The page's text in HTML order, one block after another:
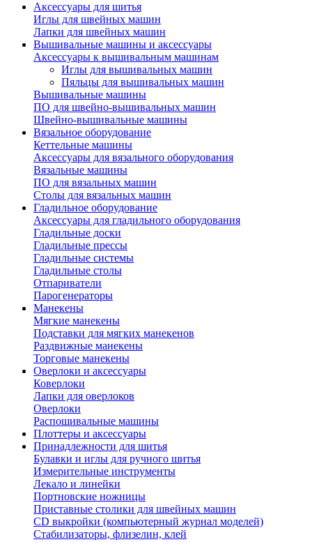
Аксессуары для шитья
Иглы для швейных машин
Лапки для швейных машин
Вышивальные машины и аксессуары
Аксессуары к вышивальным машинам
Иглы для вышивальных машин
Пяльцы для вышивальных машин
Вышивальные машины
ПО для швейно-вышивальных машин
Швейно-вышивальные машины
Вязальное оборудование
Кеттельные машины
Аксессуары для вязального оборудования
Вязальные машины
ПО для вязальных машин
Столы для вязальных машин
Гладильное оборудование
Аксессуары для гладильного оборудования
Гладильные доски
Гладильные прессы
Гладильные системы
Гладильные столы
Отпариватели
Парогенераторы
Манекены
Мягкие манекены
Подставки для мягких манекенов
Раздвижные манекены
Торговые манекены
Оверлоки и аксессуары
Коверлоки
Лапки для оверлоков
Оверлоки
Распошивальные машины
Плоттеры и аксессуары
Принадлежности для шитья
Булавки и иглы для ручного шитья
Измерительные инструменты
Лекало и линейки
Портновские ножницы
Приставные столики для швейных машин
СD выкройки (компьютерный журнал моделей)
Стабилизаторы, флизелин, клей